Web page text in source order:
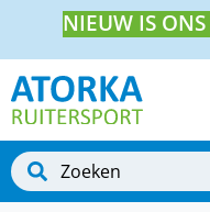
NIEUW IS ONS